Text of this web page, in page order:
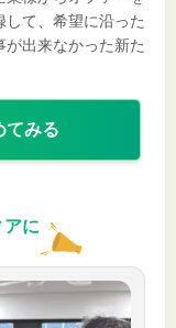
て、希望に沿った
出来なかった新た
てみる
アに